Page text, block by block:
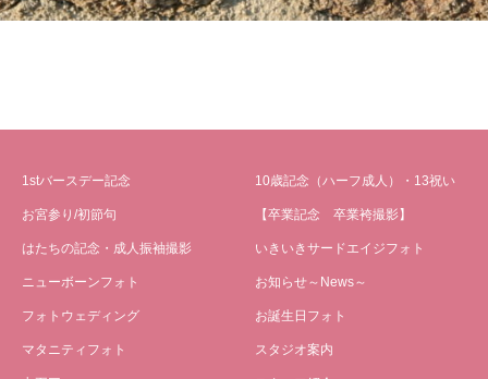
1stバースデー記念
お宮参り/初節句
はたちの記念・成人振袖撮影
ニューボーンフォト
フォトウェディング
マタニティフォト
10歳記念（ハーフ成人）・13祝い
【卒業記念 卒業袴撮影】
いきいきサードエイジフォト
お知らせ～News～
お誕生日フォト
スタジオ案内